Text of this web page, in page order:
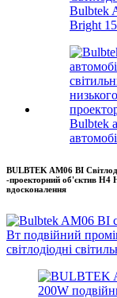
Bulbtek
Bright
Bulbtek
BULBTEK AM06 BI
-проекторний об'єктив H4
вдосконалення